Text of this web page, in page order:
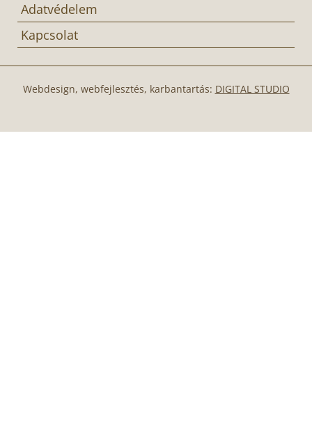
Adatvédelem
Kapcsolat
Webdesign, webfejlesztés, karbantartás: DIGITAL STUDIO